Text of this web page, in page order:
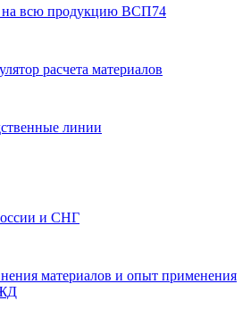
на всю продукцию ВСП74
расчета материалов
линии
и СНГ
материалов и опыт применения